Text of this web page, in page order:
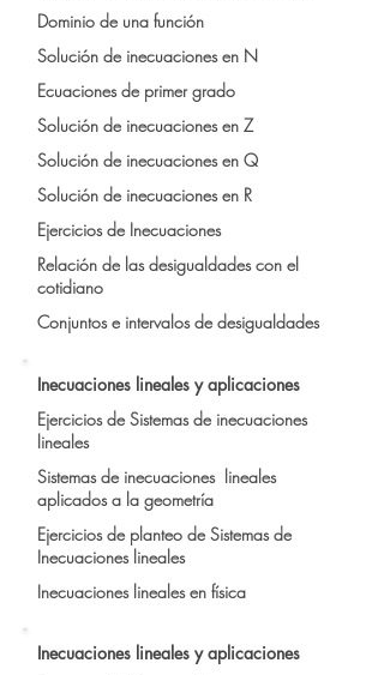
Dominio de una función
Solución de inecuaciones en N
Ecuaciones de primer grado
Solución de inecuaciones en Z
Solución de inecuaciones en Q
Solución de inecuaciones en R
Ejercicios de Inecuaciones
Relación de las desigualdades con el
cotidiano
Conjuntos e intervalos de desigualdades
Inecuaciones lineales y aplicaciones
Ejercicios de Sistemas de inecuaciones
lineales
Sistemas de inecuaciones lineales
aplicados a la geometría
Ejercicios de planteo de Sistemas de
Inecuaciones lineales
Inecuaciones lineales en física
Inecuaciones lineales y aplicaciones